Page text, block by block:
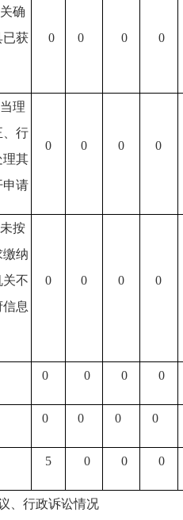
确
已获
0 0 0 0
理
、行
理其
申请
0 0 0 0
按
缴纳
关不
信息
0 0 0 0
0 0 0 0
0 0 0 0
5 0 0 0
、行政诉讼情况